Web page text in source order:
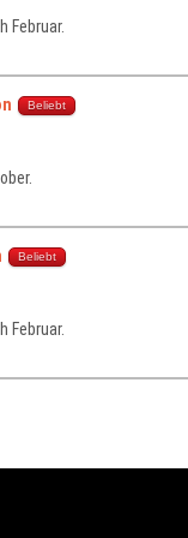
Februar.
Beliebt
Beliebt
Februar.